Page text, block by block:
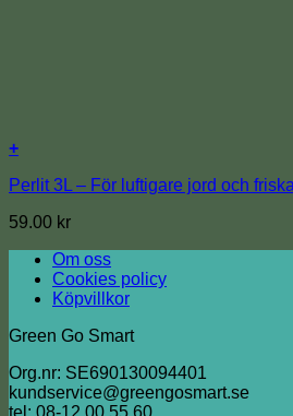
+
Perlit 3L – För luftigare jord och
59.00 kr
Om oss
Cookies policy
Köpvillkor
Green Go Smart
Org.nr: SE690130094401
kundservice@greengosmart.se